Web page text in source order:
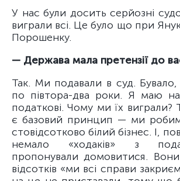
У нас були досить серйозні
виграли всі. Це було що при
Порошенку.
— Держава мала претензії до
Так. Ми подавали в суд.
по півтора-два роки. Я маю на
податкові. Чому ми їх
є базовий принцип — ми
стовідсотково білий бізнес. І,
немало «ходаків» з
пропонували домовитися.
відсотків «ми всі справи